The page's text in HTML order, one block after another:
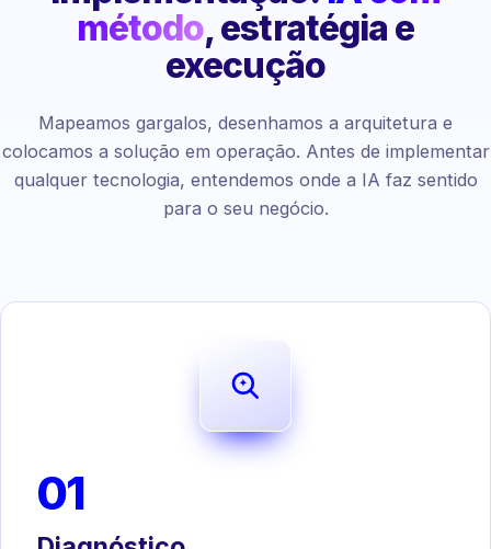
método, estratégia e
execução
Mapeamos gargalos, desenhamos a arquitetura e
colocamos a solução em operação. Antes de implementar
qualquer tecnologia, entendemos onde a IA faz sentido
para o seu negócio.
01